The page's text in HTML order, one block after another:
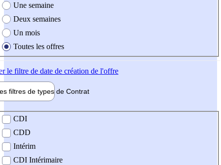
Une semaine
Deux semaines
Un mois
Toutes les offres
le filtre de date de création de l'offre
filtres de types de Contrat
contrat
CDI
CDD
Intérim
CDI Intérimaire